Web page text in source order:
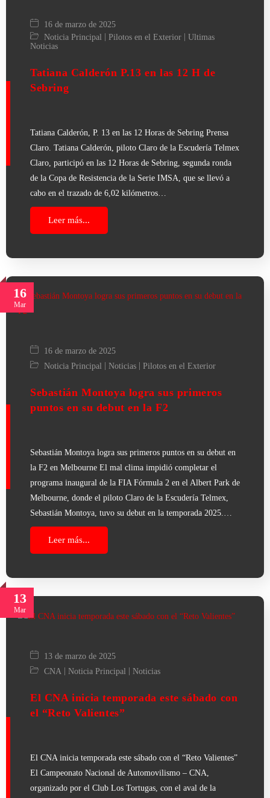
16 de marzo de 2025
Noticia Principal
Pilotos en el Exterior
Ultimas
Noticias
Tatiana Calderón P.13 en las 12 H de
Sebring
Tatiana Calderón, P. 13 en las 12 Horas de Sebring Prensa
Claro. Tatiana Calderón, piloto Claro de la Escudería Telmex
Claro, participó en las 12 Horas de Sebring, segunda ronda
de la Copa de Resistencia de la Serie IMSA, que se llevó a
cabo en el trazado de 6,02 kilómetros…
Leer más...
16
Mar
16 de marzo de 2025
Noticia Principal | Noticias | Pilotos en el Exterior
Sebastián Montoya logra sus primeros
puntos en su debut en la F2
Sebastián Montoya logra sus primeros puntos en su debut en
la F2 en Melbourne El mal clima impidió completar el
programa inaugural de la FIA Fórmula 2 en el Albert Park de
Melbourne, donde el piloto Claro de la Escudería Telmex,
Sebastián Montoya, tuvo su debut en la temporada 2025.…
Leer más...
13
Mar
13 de marzo de 2025
CNA
Noticia Principal Noticias
El CNA inicia temporada este sábado con
el “Reto Valientes”
El CNA inicia temporada este sábado con el “Reto Valientes”
El Campeonato Nacional de Automovilismo – CNA,
organizado por el Club Los Tortugas, con el aval de la